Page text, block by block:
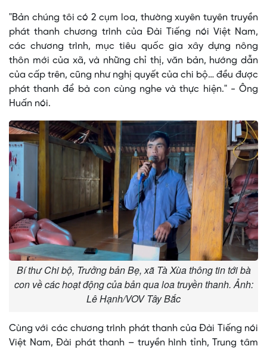
"Bản chúng tôi có 2 cụm loa, thường xuyên tuyên truyền
phát thanh chương trình của Đài Tiếng nói Việt Nam,
các chương trình, mục tiêu quốc gia xây dựng nông
thôn mới của xã, và những chỉ thị, văn bản, hướng dẫn
của cấp trên, cũng như nghị quyết của chi bộ… đều được
phát thanh để bà con cùng nghe và thực hiện." - Ông
Huấn nói.
Bí thư Chi bộ, Trưởng bản Bẹ, xã Tà Xùa thông tin tới bà
con về các hoạt động của bản qua loa truyền thanh. Ảnh:
Lê Hạnh/VOV Tây Bắc
Cùng với các chương trình phát thanh của Đài Tiếng nói
Việt Nam, Đài phát thanh – truyền hình tỉnh, Trung tâm